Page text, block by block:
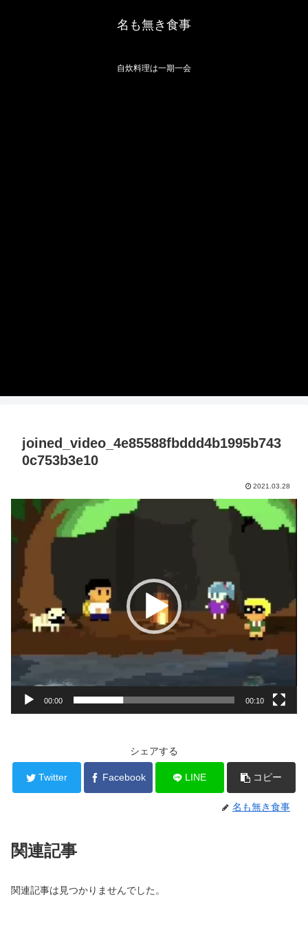
名も無き食事
自炊料理は一期一会
joined_video_4e85588fbddd4b1995b743
0c753b3e10
2021.03.28
プ
00:00 00:10
シェアする
Twitter Facebook LINE コピー
名も無き食事
関連記事
関連記事は見つかりませんでした。